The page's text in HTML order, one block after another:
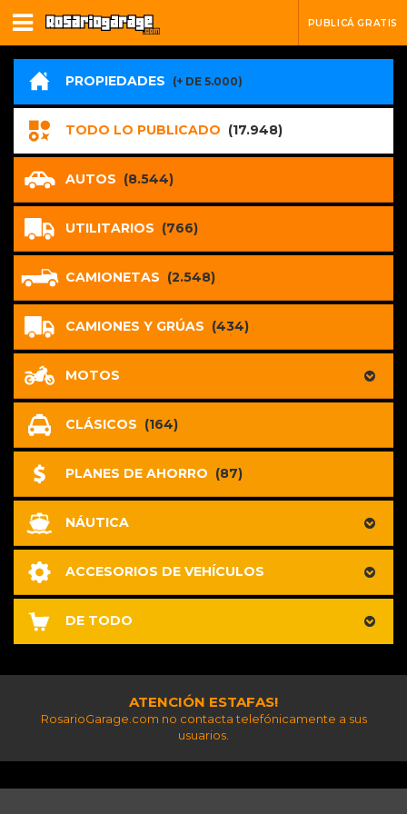
PUBLICÁ GRATIS
PROPIEDADES (+ DE 5.000)
TODO LO PUBLICADO (17.948)
AUTOS (8.544)
UTILITARIOS (766)
CAMIONETAS (2.548)
CAMIONES Y GRÚAS (434)
MOTOS
CLÁSICOS (164)
PLANES DE AHORRO (87)
NÁUTICA
ACCESORIOS DE VEHÍCULOS
DE TODO
ATENCIÓN ESTAFAS!
RosarioGarage.com no contacta telefónicamente a sus
usuarios.